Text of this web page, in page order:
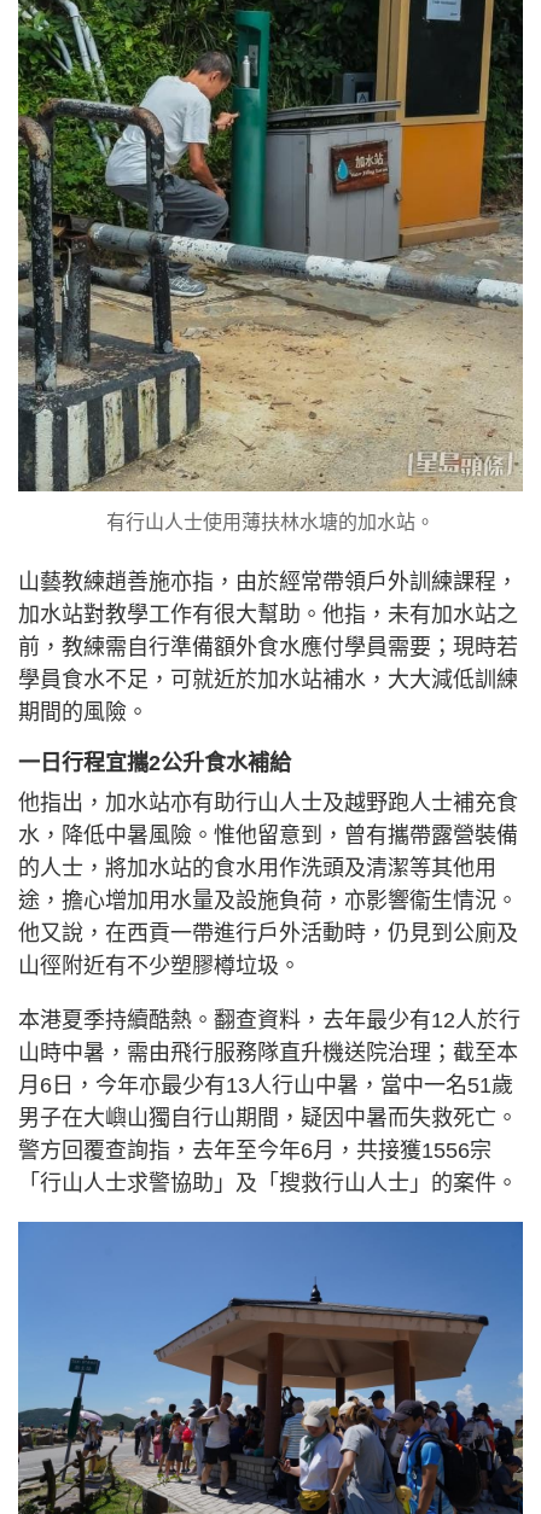
有行山人士使用薄扶林水塘的加水站。
山藝教練趙善施亦指，由於經常帶領戶外訓練課程，
加水站對教學工作有很大幫助。他指，未有加水站之
前，教練需自行準備額外食水應付學員需要；現時若
學員食水不足，可就近於加水站補水，大大減低訓練
期間的風險。
一日行程宜攜2公升食水補給
他指出，加水站亦有助行山人士及越野跑人士補充食
水，降低中暑風險。惟他留意到，曾有攜帶露營裝備
的人士，將加水站的食水用作洗頭及清潔等其他用
途，擔心增加用水量及設施負荷，亦影響衞生情況。
他又說，在西貢一帶進行戶外活動時，仍見到公廁及
山徑附近有不少塑膠樽垃圾。
本港夏季持續酷熱。翻查資料，去年最少有12人於行
山時中暑，需由飛行服務隊直升機送院治理；截至本
月6日，今年亦最少有13人行山中暑，當中一名51歲
男子在大嶼山獨自行山期間，疑因中暑而失救死亡。
警方回覆查詢指，去年至今年6月，共接獲1556宗
「行山人士求警協助」及「搜救行山人士」的案件。